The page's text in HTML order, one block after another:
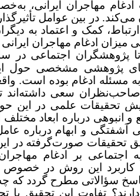
مهاجران ایرانی،
می‌کند. در بین عوامل
کمک و اعتماد به
میزان ادغام مهاجران
اجتماعی در
پژوهشی مشخصی حول
مسئله ادغام بوده است.
سعی داشته‌اند
تحقیقات علمی در این
و انبوهی درباره ابعاد
آشفتگی و ابهام درباره
صورت‌گرفته در این
اجتماعی بر ادغام
کاربرد این روش در خصوص
مطرح گردد که چه
تفاوت این تحقیق